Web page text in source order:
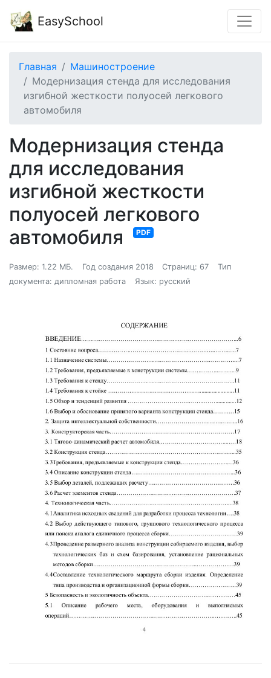
EasySchool
Главная
Машиностроение
Модернизация стенда для исследования
изгибной жесткости полуосей легкового
автомобиля
Модернизация стенда
для исследования
изгибной жесткости
полуосей легкового
автомобиля
PDF
Размер: 1.22 МБ. Год создания 2018 Страниц: 67
Тип
документа: дипломная работа
Язык: русский